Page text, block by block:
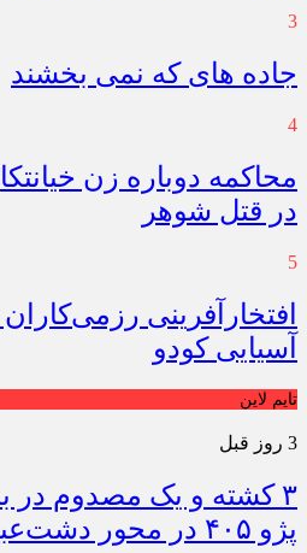
3
جاده های که نمی بخشند
4
محاکمه دوباره زن
در قتل شوهر
5
افتخارآفرینی رزمی‌کاران
آسیایی کودو
تایم لاین
3 روز قبل
۳ کشته و یک مصدوم در
پژو ۴۰۵ در محور دشت‌عباس–دهلران